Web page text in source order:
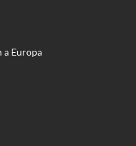
a Europa